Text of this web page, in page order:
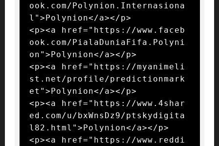
ook.com/Polynion.Internasiona
l">Polynion</a></p>
<p><a href="https://www.faceb
ook.com/PialaDuniaFifa.Polyni
on">Polynion</a></p>
<p><a href="https://myanimeli
st.net/profile/predictionmark
et">Polynion</a></p>
<p><a href="https://www.4shar
ed.com/u/bxWnsDz9/ptskydigita
l82.html">Polynion</a></p>
<p><a href="https://www.reddi